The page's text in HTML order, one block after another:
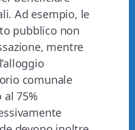
Ad esempio, le
pubblico non
mentre
comunale
75%